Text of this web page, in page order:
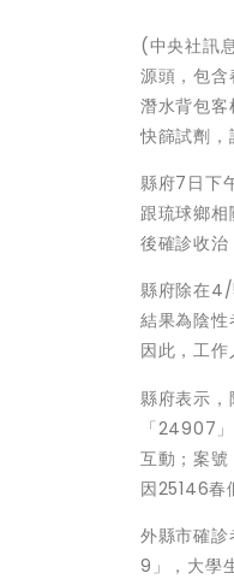
(中央社訊
源頭，包
潛水背包
快篩試劑，
縣府7日下
跟琉球鄉
後確診收
縣府除在4/
結果為陰性
因此，工作
縣府表示
「24907
互動；案
因25146春
外縣市確
9」，大學